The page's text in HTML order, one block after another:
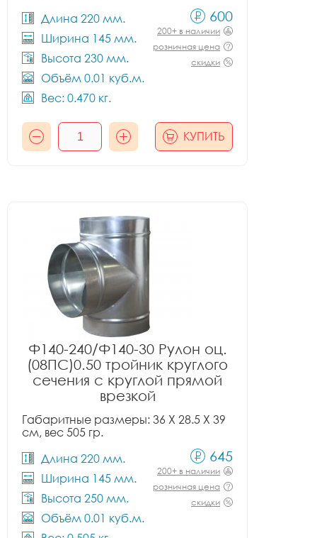
Длина 220 мм.
Ширина 145 мм.
Высота 230 мм.
Объём 0.01 куб.м.
Вес: 0.470 кг.
600
200+ в наличии
розничная цена
скидки
КУПИТЬ
Ф140-240/Ф140-30 Рулон оц.
(08ПС)0.50 тройник круглого
сечения с круглой прямой
врезкой
Габаритные размеры: 36 X 28.5 X 39
см, вес 505 гр.
Длина 220 мм.
Ширина 145 мм.
Высота 250 мм.
Объём 0.01 куб.м.
645
200+ в наличии
розничная цена
скидки